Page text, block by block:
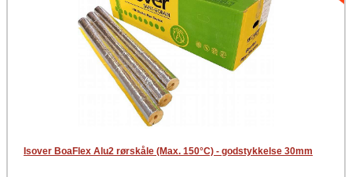
Isover BoaFlex Alu2 rørskåle (Max. 150°C) - godstykkelse 30mm